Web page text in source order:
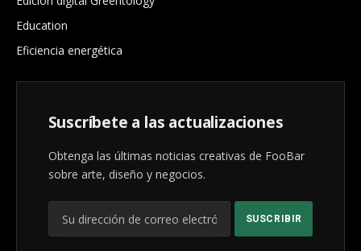
Education
Eficiencia energética
Suscríbete a las actualizaciones
Obtenga las últimas noticias creativas de FooBar
sobre arte, diseño y negocios.